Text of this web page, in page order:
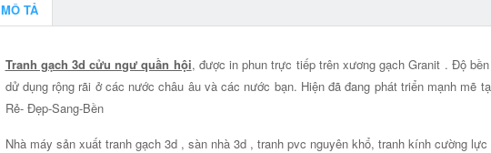
MÔ TẢ
Tranh gạch 3d cửu ngư quần hội, được in phun trực tiếp trên xương gạch Granit . Độ
dử dụng rộng rãi ở các nước châu âu và các nước bạn. Hiện đã đang phát triển mạnh mẽ
Rẻ- Đẹp-Sang-Bền
Nhà máy sản xuất tranh gạch 3d , sàn nhà 3d , tranh pvc nguyên khổ, tranh kính cường